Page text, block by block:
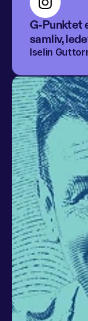
G-Punktet
samliv,
Iselin